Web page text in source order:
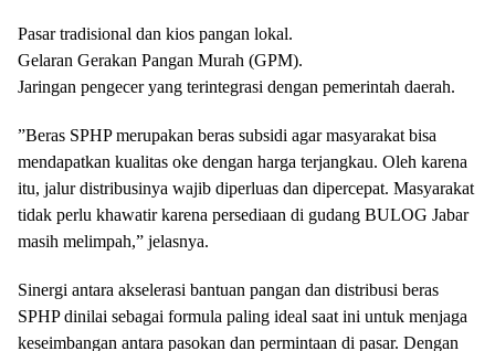
​Pasar tradisional dan kios pangan lokal.
​Gelaran Gerakan Pangan Murah (GPM).
​Jaringan pengecer yang terintegrasi dengan pemerintah daerah.
​”Beras SPHP merupakan beras subsidi agar masyarakat bisa
mendapatkan kualitas oke dengan harga terjangkau. Oleh karena
itu, jalur distribusinya wajib diperluas dan dipercepat. Masyarakat
tidak perlu khawatir karena persediaan di gudang BULOG Jabar
masih melimpah,” jelasnya.
​Sinergi antara akselerasi bantuan pangan dan distribusi beras
SPHP dinilai sebagai formula paling ideal saat ini untuk menjaga
keseimbangan antara pasokan dan permintaan di pasar. Dengan